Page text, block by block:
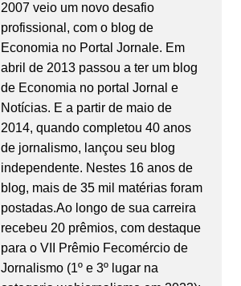
2007 veio um novo desafio
profissional, com o blog de
Economia no Portal Jornale. Em
abril de 2013 passou a ter um blog
de Economia no portal Jornal e
Notícias. E a partir de maio de
2014, quando completou 40 anos
de jornalismo, lançou seu blog
independente. Nestes 16 anos de
blog, mais de 35 mil matérias foram
postadas.Ao longo de sua carreira
recebeu 20 prêmios, com destaque
para o VII Prêmio Fecomércio de
Jornalismo (1º e 3º lugar na